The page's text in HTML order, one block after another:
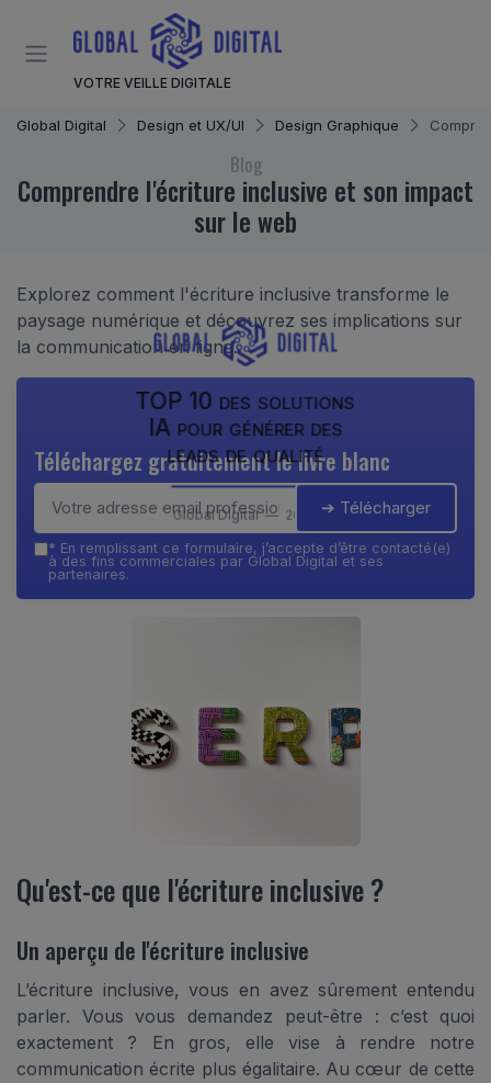
VOTRE VEILLE DIGITALE
Global Digital Design et UX/UI Design Graphique
Blog
Comprendre l'écriture inclusive et son impact
sur le web
Explorez comment l'écriture inclusive transforme le
paysage numérique et découvrez ses implications sur
la communication en ligne.
TOP 10 des solutions
IA pour générer des
leads de qualité
Global Digital — 2026
Téléchargez gratuitement le livre blanc
➔ Télécharger
* En remplissant ce formulaire, j’accepte d’être contacté(e)
à des fins commerciales par Global Digital et ses
partenaires.
Qu'est-ce que l'écriture inclusive ?
Un aperçu de l'écriture inclusive
L’écriture inclusive, vous en avez sûrement entendu
parler. Vous vous demandez peut-être : c’est quoi
exactement ? En gros, elle vise à rendre notre
communication écrite plus égalitaire. Au cœur de cette
Panneau de gestion des cookies